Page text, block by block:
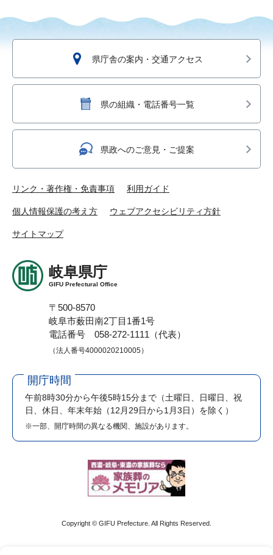
県庁舎の案内・交通アクセス
県の組織・電話番号一覧
県政へのご意見・ご提案
リンク・著作権・免責事項 利用ガイド
個人情報保護の考え方 ウェブアクセシビリティ方針
サイトマップ
岐阜県庁
GIFU Prefectural Office
〒500-8570
岐阜市薮田南2丁目1番1号
電話番号 058-272-1111（代表）
（法人番号4000020210005）
開庁時間
午前8時30分から午後5時15分まで （土曜日、日曜日、祝
日、休日、年末年始（12月29日から1月3日）を除く）
※一部、開庁時間の異なる機関、施設があります。
Copyright © GIFU Prefecture. All Rights Reserved.